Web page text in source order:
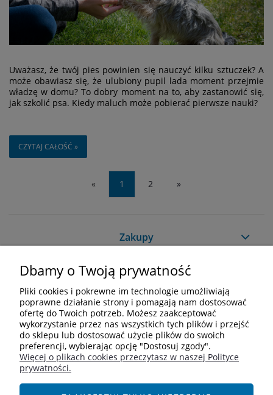
Uważasz, że twój pies powinien się nauczyć kilku sztuczek? A
może obawiasz się, że ulubiony pupil lada moment przejmie
władzę w domu? To dobry moment na to, aby zastanowić się,
jak szkolić psa. Kiedy maluch może pobierać pierwsze nauki?
CZYTAJ CAŁOŚĆ »
« 1 2 »
Zakupy
Pomoc
Moje konto
Informacje
Kontakt
Dbamy o Twoją prywatność
Pliki cookies i pokrewne im technologie umożliwiają
poprawne działanie strony i pomagają nam dostosować
ofertę do Twoich potrzeb. Możesz zaakceptować
wykorzystanie przez nas wszystkich tych plików i przejść
do sklepu lub dostosować użycie plików do swoich
preferencji, wybierając opcję "Dostosuj zgody".
Więcej o plikach cookies przeczytasz w naszej Polityce
prywatności.